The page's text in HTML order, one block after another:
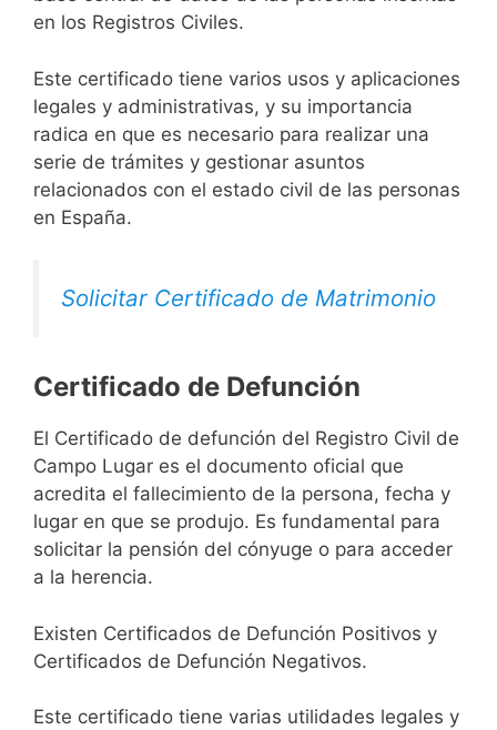
en los Registros Civiles.
Este certificado tiene varios usos y aplicaciones
legales y administrativas, y su importancia
radica en que es necesario para realizar una
serie de trámites y gestionar asuntos
relacionados con el estado civil de las personas
en España.
Solicitar Certificado de Matrimonio
Certificado de Defunción
El Certificado de defunción del Registro Civil de
Campo Lugar es el documento oficial que
acredita el fallecimiento de la persona, fecha y
lugar en que se produjo. Es fundamental para
solicitar la pensión del cónyuge o para acceder
a la herencia.
Existen Certificados de Defunción Positivos y
Certificados de Defunción Negativos.
Este certificado tiene varias utilidades legales y